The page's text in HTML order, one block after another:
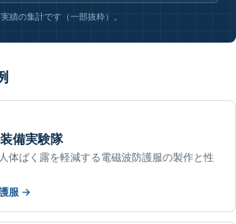
績の集計です（一部抜粋）。
備実験隊
体ばく露を軽減する電磁波防護服の製作と性
服